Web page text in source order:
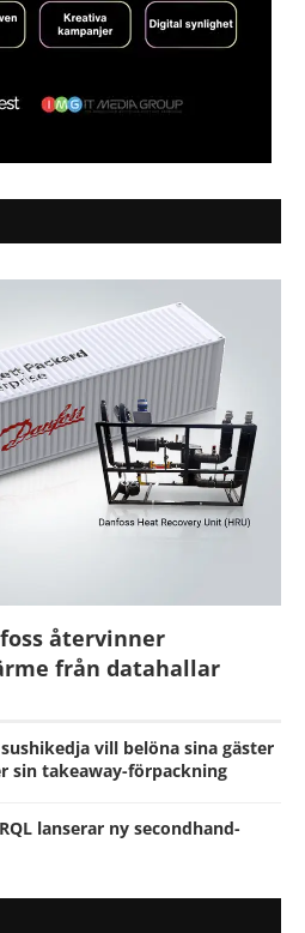
återvinner
från datahallar
vill belöna sina gäster
sin takeaway-förpackning
lanserar ny secondhand-